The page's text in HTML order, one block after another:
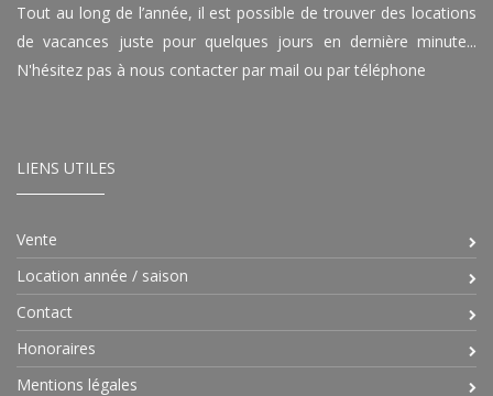
Tout au long de l’année, il est possible de trouver des locations
de vacances juste pour quelques jours en dernière minute...
N'hésitez pas à nous contacter par mail ou par téléphone
LIENS UTILES
Vente
Location année / saison
Contact
Honoraires
Mentions légales